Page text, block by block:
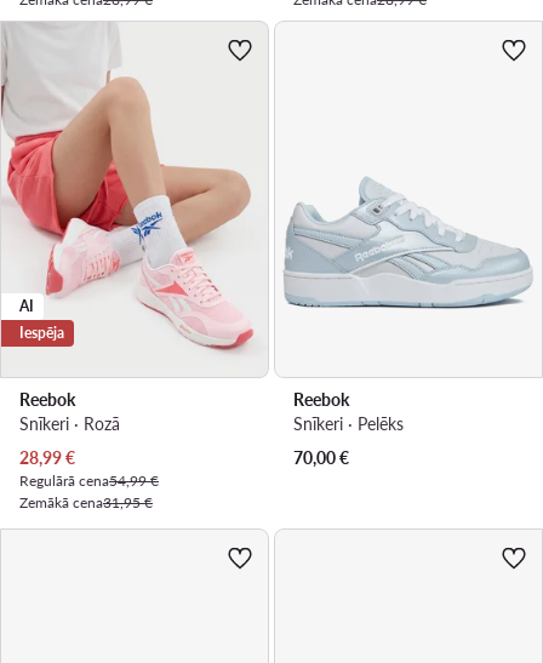
AI
Iespēja
Reebok
Snīkeri · Rozā
Pašreizējā cena
28,99€
Regulārā cena54,99 €
Zemākā cena31,95 €
Reebok
Snīkeri · Pelēks
70,00€